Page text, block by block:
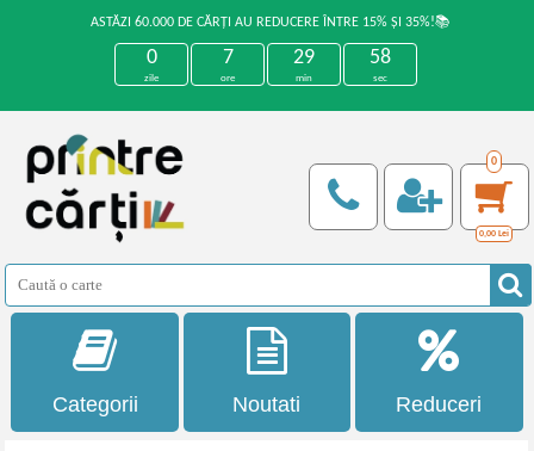
ASTĂZI 60.000 DE CĂRȚI AU REDUCERE ÎNTRE 15% ȘI 35%!📚
0
zile
7
ore
29
min
58
sec
0
0,00 Lei
Categorii Noutati Reduceri